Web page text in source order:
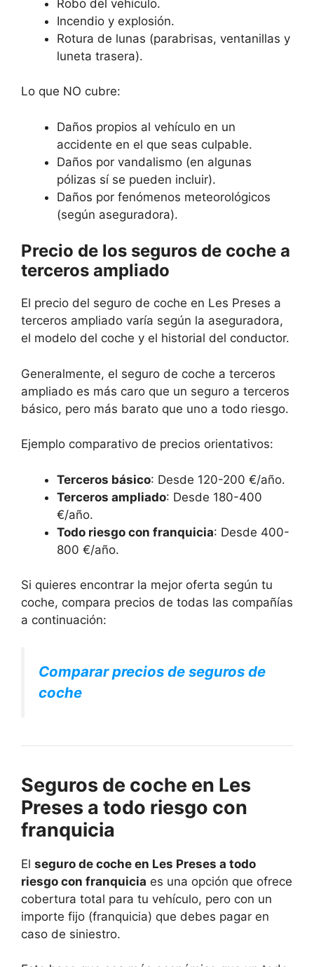
Robo del vehículo.
Incendio y explosión.
Rotura de lunas (parabrisas, ventanillas y
luneta trasera).
Lo que NO cubre:
Daños propios al vehículo en un
accidente en el que seas culpable.
Daños por vandalismo (en algunas
pólizas sí se pueden incluir).
Daños por fenómenos meteorológicos
(según aseguradora).
Precio de los seguros de coche a
terceros ampliado
El precio del seguro de coche en Les Preses a
terceros ampliado varía según la aseguradora,
el modelo del coche y el historial del conductor.
Generalmente, el seguro de coche a terceros
ampliado es más caro que un seguro a terceros
básico, pero más barato que uno a todo riesgo.
Ejemplo comparativo de precios orientativos:
Terceros básico: Desde 120-200 €/año.
Terceros ampliado: Desde 180-400
€/año.
Todo riesgo con franquicia: Desde 400-
800 €/año.
Si quieres encontrar la mejor oferta según tu
coche, compara precios de todas las compañías
a continuación:
Comparar precios de seguros de
coche
Seguros de coche en Les
Preses a todo riesgo con
franquicia
El seguro de coche en Les Preses a todo
riesgo con franquicia es una opción que ofrece
cobertura total para tu vehículo, pero con un
importe fijo (franquicia) que debes pagar en
caso de siniestro.